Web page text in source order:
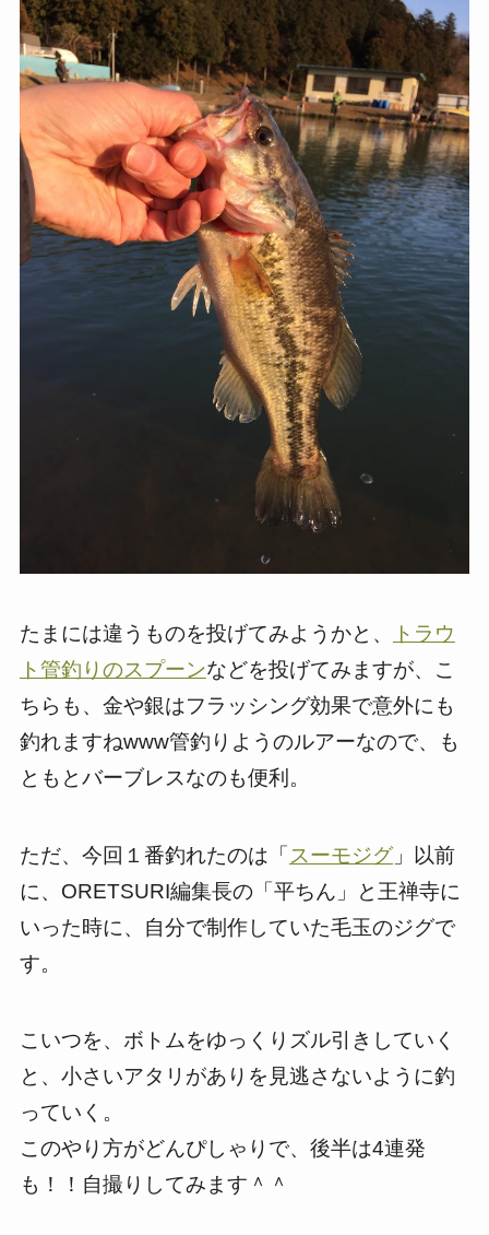
たまには違うものを投げてみようかと、
トラウ
ト管釣りのスプーンなどを投げてみますが、こ
ちらも、金や銀はフラッシング効果で意外にも
釣れますねwww管釣りようのルアーなので、も
ともとバーブレスなのも便利。
ただ、今回１番釣れたのは「 スーモジグ」以前
に、ORETSURI編集長の「平ちん」と王禅寺に
いった時に、自分で制作していた毛玉のジグで
す。
こいつを、ボトムをゆっくりズル引きしていく
と、小さいアタリがありを見逃さないように釣
っていく。
このやり方がどんぴしゃりで、後半は4連発
も！！自撮りしてみます＾＾